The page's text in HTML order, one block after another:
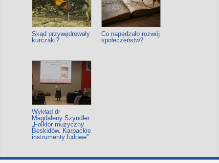
Skąd przywędrowały
kurczaki?
Co napędzało rozwój
społeczeństw?
Wykład dr
Magdaleny Szyndler
„Folklor muzyczny
Beskidów. Karpackie
instrumenty ludowe”